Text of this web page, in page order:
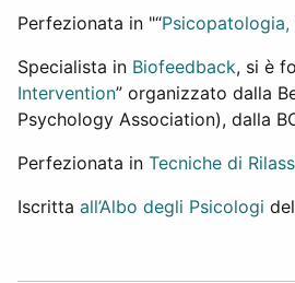
Perfezionata in "“
Specialista in Biofeedback, si è
Intervention” organizzato dalla
Psychology Association), dalla
Perfezionata in Tecniche di
Iscritta all’Albo degli Psicologi